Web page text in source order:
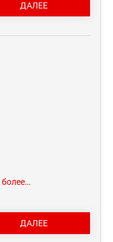
более…